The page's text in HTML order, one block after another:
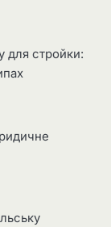
для стройки: